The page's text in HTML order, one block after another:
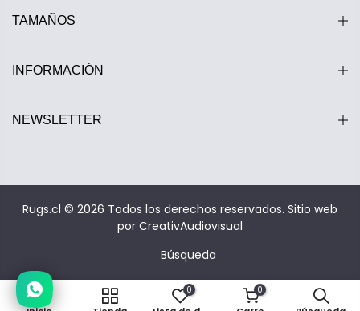
TAMAÑOS
INFORMACIÓN
NEWSLETTER
Rugs.cl © 2026 Todos los derechos reservados. Sitio web
por CreativAudiovisual
Búsqueda
0 0